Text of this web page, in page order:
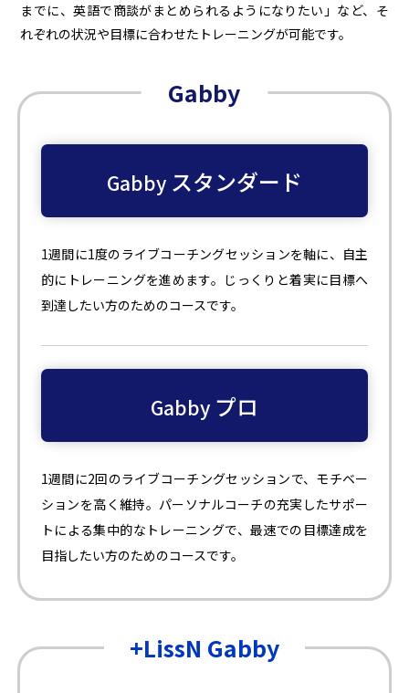
までに、英語で商談がまとめられるようになりたい」など、そ
れぞれの状況や目標に合わせたトレーニングが可能です。
Gabby
Gabby スタンダード
1週間に1度のライブコーチングセッションを軸に、自主
的にトレーニングを進めます。じっくりと着実に目標へ
到達したい方のためのコースです。
Gabby プロ
1週間に2回のライブコーチングセッションで、モチベー
ションを高く維持。パーソナルコーチの充実したサポー
トによる集中的なトレーニングで、最速での目標達成を
目指したい方のためのコースです。
+LissN Gabby